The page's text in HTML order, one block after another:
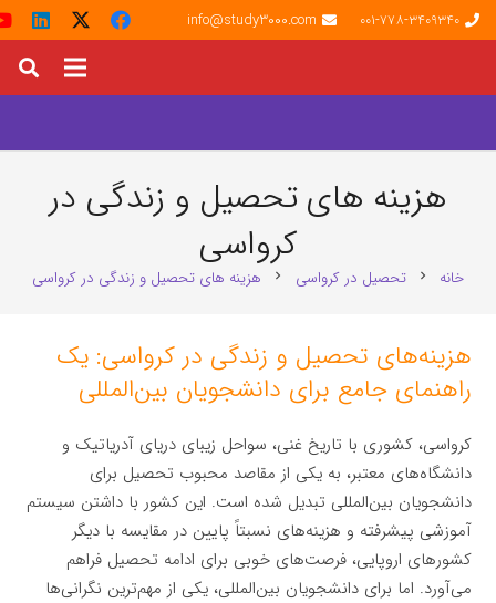
001-778-3409340
info@study3000.com
هزینه‌ های تحصیل و زندگی در
کرواسی
خانه chevron_right تحصیل در کرواسی chevron_right هزینه‌ های تحصیل و زندگی در کرواسی
هزینه‌های تحصیل و زندگی در کرواسی: یک
راهنمای جامع برای دانشجویان بین‌المللی
کرواسی، کشوری با تاریخ غنی، سواحل زیبای دریای آدریاتیک و
دانشگاه‌های معتبر، به یکی از مقاصد محبوب تحصیل برای
دانشجویان بین‌المللی تبدیل شده است. این کشور با داشتن سیستم
آموزشی پیشرفته و هزینه‌های نسبتاً پایین در مقایسه با دیگر
کشورهای اروپایی، فرصت‌های خوبی برای ادامه تحصیل فراهم
می‌آورد. اما برای دانشجویان بین‌المللی، یکی از مهم‌ترین نگرانی‌ها